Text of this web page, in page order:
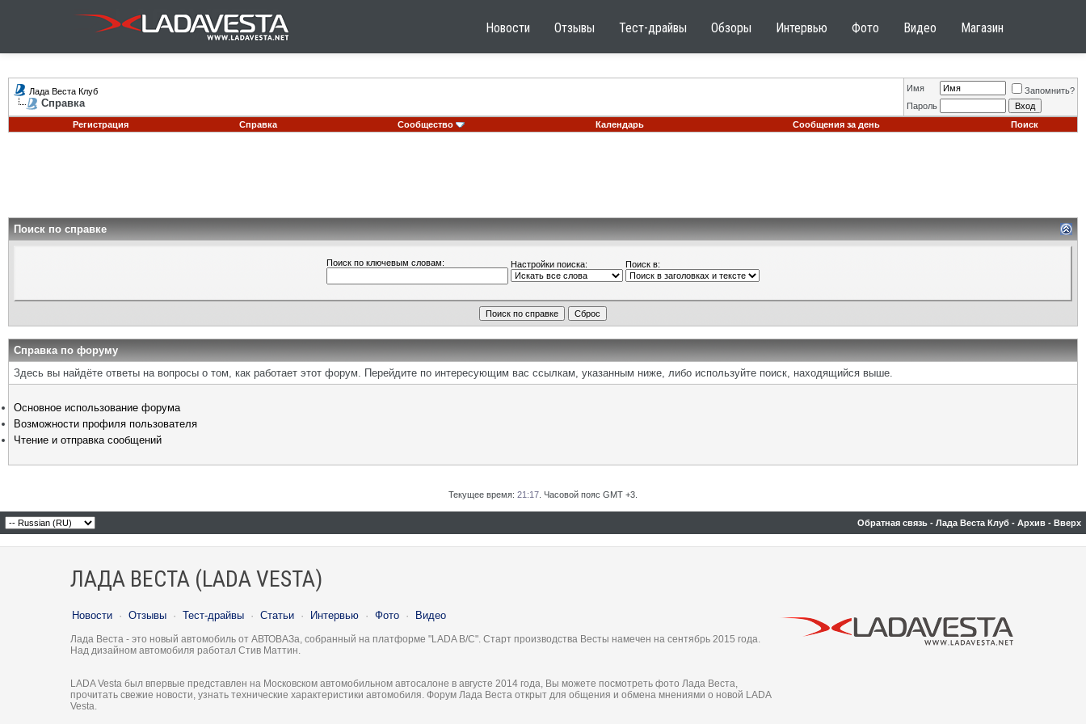
Новости Отзывы Тест-драйвы Обзоры Интервью Фото Видео Магазин
Лада Веста Клуб
Справка
Имя
Запомнить?
Пароль
Регистрация
Справка Сообщество Календарь Сообщения за день Поиск
Поиск по справке
Поиск по ключевым словам: Настройки поиска: Поиск в:
Справка по форуму
Здесь вы найдёте ответы на вопросы о том, как работает этот форум. Перейдите по интересующим вас ссылкам, указанным ниже, либо используйте поиск, находящийся выше.
Основное использование форума
Возможности профиля пользователя
Чтение и отправка сообщений
Текущее время: 21:17 . Часовой пояс GMT +3.
Обратная связь - Лада Веста Клуб - Архив - Вверх
ЛАДА ВЕСТА (LADA VESTA)
Новости · Отзывы · Тест-драйвы · Статьи · Интервью · Фото · Видео
Лада Веста - это новый автомобиль от АВТОВАЗа, собранный на платформе "LADA B/C". Старт производства Весты намечен на сентябрь 2015 года.
Над дизайном автомобиля работал Стив Маттин.
LADA Vesta был впервые представлен на Московском автомобильном автосалоне в августе 2014 года, Вы можете посмотреть фото Лада Веста,
прочитать свежие новости, узнать технические характеристики автомобиля. Форум Лада Веста открыт для общения и обмена мнениями о новой LADA
Vesta.